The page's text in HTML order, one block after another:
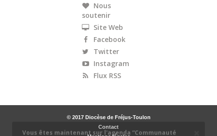
Nous
soutenir
Site Web
Facebook
Twitter
Instagram
Flux RSS
© 2017 Diocèse de Fréjus-Toulon
Contact
Vous êtes maintenant sur l'agenda “Communauté
catholique Shalom“